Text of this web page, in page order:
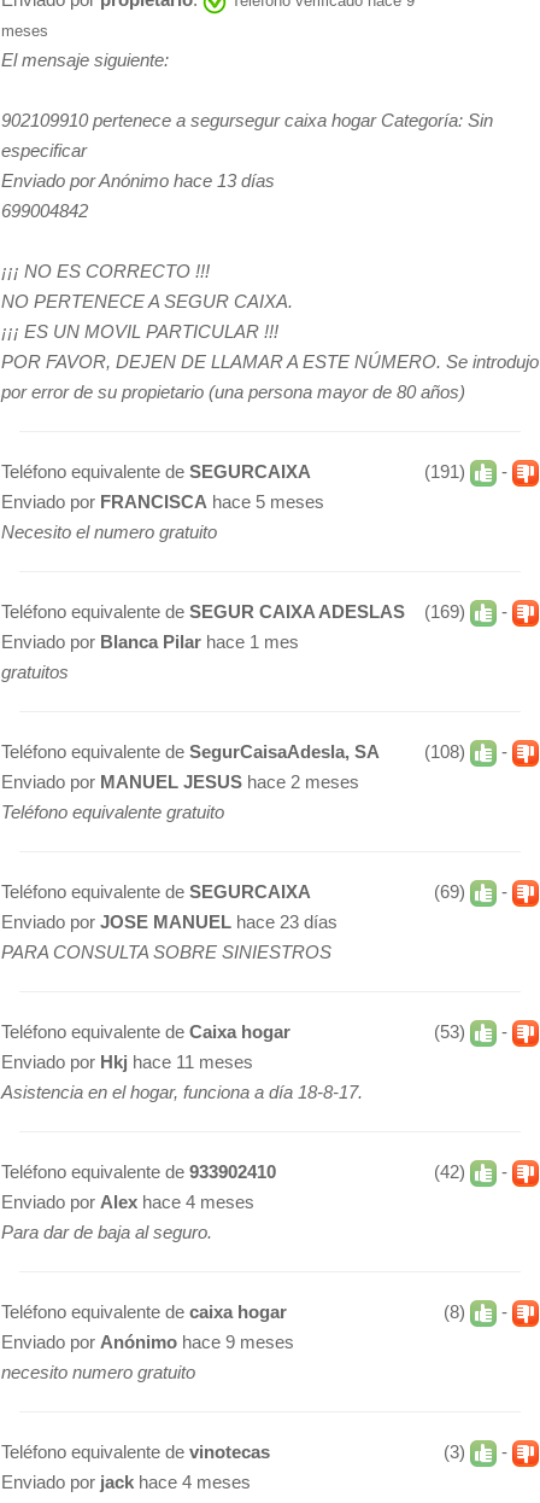
meses
El mensaje siguiente:
902109910 pertenece a segursegur caixa hogar Categoría: Sin
especificar
Enviado por Anónimo hace 13 días
699004842
¡¡¡ NO ES CORRECTO !!!
NO PERTENECE A SEGUR CAIXA.
¡¡¡ ES UN MOVIL PARTICULAR !!!
POR FAVOR, DEJEN DE LLAMAR A ESTE NÚMERO. Se introdujo
por error de su propietario (una persona mayor de 80 años)
(191) -
Teléfono equivalente de SEGURCAIXA
Enviado por FRANCISCA hace 5 meses
Necesito el numero gratuito
(169) -
Teléfono equivalente de SEGUR CAIXA ADESLAS
Enviado por Blanca Pilar hace 1 mes
gratuitos
(108) -
Teléfono equivalente de SegurCaisaAdesla, SA
Enviado por MANUEL JESUS hace 2 meses
Teléfono equivalente gratuito
(69) -
Teléfono equivalente de SEGURCAIXA
Enviado por JOSE MANUEL hace 23 días
PARA CONSULTA SOBRE SINIESTROS
(53) -
Teléfono equivalente de Caixa hogar
Enviado por Hkj hace 11 meses
Asistencia en el hogar, funciona a día 18-8-17.
(42) -
Teléfono equivalente de 933902410
Enviado por Alex hace 4 meses
Para dar de baja al seguro.
(8) -
Teléfono equivalente de caixa hogar
Enviado por Anónimo hace 9 meses
necesito numero gratuito
(3) -
Teléfono equivalente de vinotecas
Enviado por jack hace 4 meses